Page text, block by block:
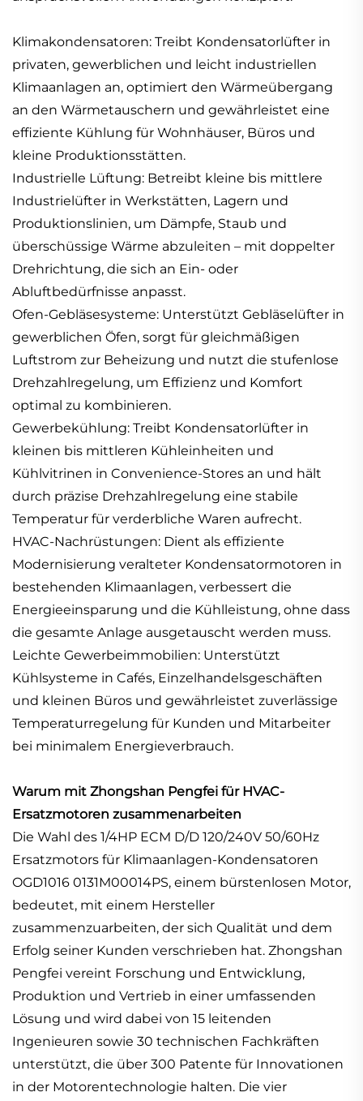
Klimakondensatoren: Treibt Kondensatorlüfter in
privaten, gewerblichen und leicht industriellen
Klimaanlagen an, optimiert den Wärmeübergang
an den Wärmetauschern und gewährleistet eine
effiziente Kühlung für Wohnhäuser, Büros und
kleine Produktionsstätten.
Industrielle Lüftung: Betreibt kleine bis mittlere
Industrielüfter in Werkstätten, Lagern und
Produktionslinien, um Dämpfe, Staub und
überschüssige Wärme abzuleiten – mit doppelter
Drehrichtung, die sich an Ein- oder
Abluftbedürfnisse anpasst.
Ofen-Gebläsesysteme: Unterstützt Gebläselüfter in
gewerblichen Öfen, sorgt für gleichmäßigen
Luftstrom zur Beheizung und nutzt die stufenlose
Drehzahlregelung, um Effizienz und Komfort
optimal zu kombinieren.
Gewerbekühlung: Treibt Kondensatorlüfter in
kleinen bis mittleren Kühleinheiten und
Kühlvitrinen in Convenience-Stores an und hält
durch präzise Drehzahlregelung eine stabile
Temperatur für verderbliche Waren aufrecht.
HVAC-Nachrüstungen: Dient als effiziente
Modernisierung veralteter Kondensatormotoren in
bestehenden Klimaanlagen, verbessert die
Energieeinsparung und die Kühlleistung, ohne dass
die gesamte Anlage ausgetauscht werden muss.
Leichte Gewerbeimmobilien: Unterstützt
Kühlsysteme in Cafés, Einzelhandelsgeschäften
und kleinen Büros und gewährleistet zuverlässige
Temperaturregelung für Kunden und Mitarbeiter
bei minimalem Energieverbrauch.
Warum mit Zhongshan Pengfei für HVAC-
Ersatzmotoren zusammenarbeiten
Die Wahl des 1/4HP ECM D/D 120/240V 50/60Hz
Ersatzmotors für Klimaanlagen-Kondensatoren
OGD1016 0131M00014PS, einem bürstenlosen Motor,
bedeutet, mit einem Hersteller
zusammenzuarbeiten, der sich Qualität und dem
Erfolg seiner Kunden verschrieben hat. Zhongshan
Pengfei vereint Forschung und Entwicklung,
Produktion und Vertrieb in einer umfassenden
Lösung und wird dabei von 15 leitenden
Ingenieuren sowie 30 technischen Fachkräften
unterstützt, die über 300 Patente für Innovationen
in der Motorentechnologie halten. Die vier